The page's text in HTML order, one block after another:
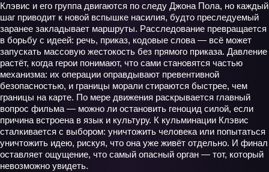
Клэвис и его группа двигаются по следу Джона Пола, но каждый
шаг приводит к новой вспышке насилия, будто преследуемый
заранее закладывает маршруты. Расследование превращается
в борьбу с идеей: речь, приказ, кодовые слова — всё может
запускать массовую жестокость без прямого приказа. Давление
растёт, когда герои понимают, что сами становятся частью
механизма: их операции оправдывают превентивной
безопасностью, и границы морали стираются быстрее, чем
границы на карте. По мере движения раскрывается главный
вопрос фильма — можно ли остановить геноцид силой, если
причина встроена в язык и культуру. К кульминации Клэвис
сталкивается с выбором: уничтожить человека или попытаться
уничтожить идею, рискуя, что она уже живёт отдельно. И финал
оставляет ощущение, что самый опасный орган — тот, который
невозможно увидеть.